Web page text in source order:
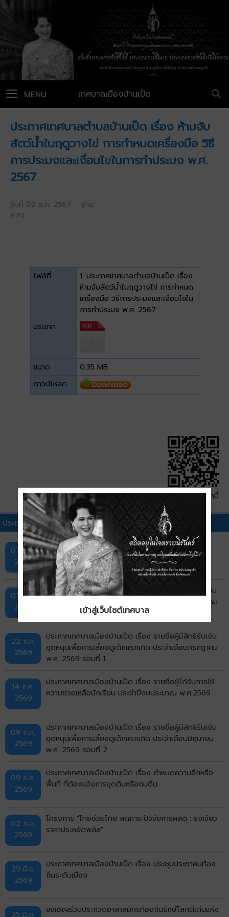
เทศบาลเมืองบ้านเป็ด
MENU
ประกาศเทศบาลตำบลบ้านเป็ด เรื่อง ห้ามจับ
สัตว์น้ำในฤดูวางไข่ การกำหนดเครื่องมือ วิธี
การประมงและเงื่อนไขในการทำประมง พ.ศ.
2567
วันที่ 02 ส.ค. 2567 อ่าน
970
ไฟล์ที่
1. ประกาศเทศบาลตำบลบ้านเป็ด เรื่อง
ห้ามจับสัตว์น้ำในฤดูวางไข่ การกำหนด
เครื่องมือ วิธีการประมงและเงื่อนไขใน
การทำประมง พ.ศ. 2567
ประเภท
ขนาด
0.35 MB
ดาวน์โหลด
QR Code หน้านี้
ประชาสัมพันธ์เทศบาลอื่นๆ
07 ส.ค.
2569
กิจกรรมการออกหน่วยบริการ "ศูนย์สร้างสุข" ครั้งที่ 1
07 ส.ค.
2569
ประกาศเทศบาลเมืองบ้านเป็ด เรื่อง รายชื่อผู้มีสิทธิรับเงิน
อุดหนุนเพื่อการเลี้ยงดูเด็กแรกเกิด ประจำเดือนกรกฎาคม
22 ก.ค.
2569
ประกาศเทศบาลเมืองบ้านเป็ด เรื่อง รายชื่อผู้มีสิทธิรับเงิน
อุดหนุนเพื่อการเลี้ยงดูเด็กแรกเกิด ประจำเดือนกรกฎาคม
พ.ศ. 2569 รอบที่ 1
14 ก.ค.
2569
ประกาศเทศบาลเมืองบ้านเป็ด เรื่อง รายชื่อผู้ได้รับการให้
ความช่วยเหลือนักเรียน ประจำปีงบประมาณ พ.ศ.2569
09 ก.ค.
2569
ประกาศเทศบาลเมืองบ้านเป็ด เรื่อง รายชื่อผู้มีสิทธิรับเงิน
อุดหนุนเพื่อการเลี้ยงดูเด็กแรกเกิด ประจำเดือนมิถุนายน
พ.ศ. 2569 รอบที่ 2
09 ก.ค.
2569
ประกาศเทศบาลเมืองบ้านเป็ด เรื่อง กำหนดความลึกหรือ
พื้นที่ ที่ต้องแจ้งการขุดดินหรือถมดิน
02 ก.ค.
2569
โครงการ "ไทยช่วยไทย ลดภาระปัจจัยการผลิต : ธงเขียว
ราคาประหยัดพลัส"
29 มิ.ย.
2569
ประกาศเทศบาลเมืองบ้านเป็ด เรื่อง ประชุมประชาคมท้อง
ถิ่นระดับเมือง
25 มิ.ย.
ขอเชิญร่วมประกวดอาสาสมัครท้องถิ่นรักษ์โลกดีเด่นแห่ง
เข้าสู่เว็บไซต์เทศบาล